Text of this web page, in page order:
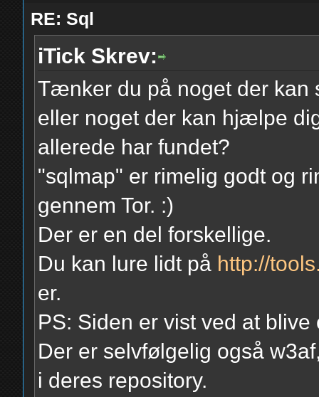
RE: Sql
iTick Skrev:
Tænker du på noget der kan
eller noget der kan hjælpe
allerede har fundet?
"sqlmap" er rimelig godt og
gennem Tor. :)
Der er en del forskellige.
Du kan lure lidt på http://
er.
PS: Siden er vist ved at
Der er selvfølgelig også
i deres repository.